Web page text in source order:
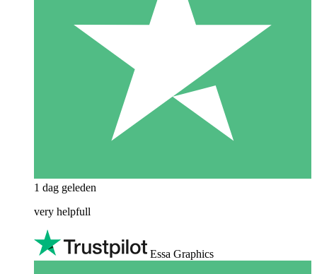
1 dag geleden
very helpfull
Essa Graphics